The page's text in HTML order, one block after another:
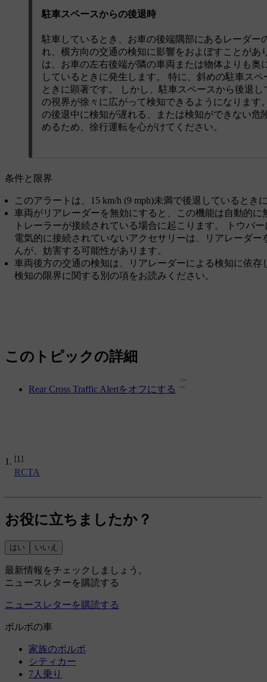
駐車スペースからの後退時
駐車しているとき、お車の後端隅部にあるレーダー
れ、横方向の交通の検知に影響をおよぼすことがあ
は、お車の左右後端が隣の車両または物体よりも奥
しているときに発生します。 特に、斜めの駐車ス
ときに顕著です。 しかし、駐車スペースから後退
の視界が徐々に広がって検知できるようになります
の後退中に検知が遅れる、または検知ができない危
めるため、徐行運転を心がけてください。
条件と限界
このアラートは、15 km/h (9 mph)未満で後退しているとき
車両がリアレーダーを無効にすると、この機能は自動的に
トレーラーが接続されている場合に起こります。 トウバ
電気的に接続されていないアクセサリーは、リアレーダー
んが、妨害する可能性があります。
車両後方の交通の検知は、リアレーダーによる検知に依存
検知の限界に関する別の項をお読みください。
[1]
RCTA
このトピックの詳細
Rear Cross Traffic Alertをオフにする
お役に立ちましたか？
はい いいえ